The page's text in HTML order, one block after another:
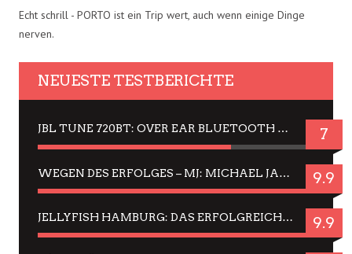
Echt schrill - PORTO ist ein Trip wert, auch wenn einige Dinge
nerven.
NEUESTE TESTBERICHTE
JBL TUNE 720BT: OVER EAR BLUETOOTH KOPFHÖRER UM DIE 50,-€ IM DAUER-TEST 7
WEGEN DES ERFOLGES – MJ: MICHAEL JACKSON MUSICAL IN EINER MATINEE SEHEN 9.9
JELLYFISH HAMBURG: DAS ERFOLGREICHE SOMMER-MENÜ 2025 IN GEFÜHLEN UND BILDERN 9.9